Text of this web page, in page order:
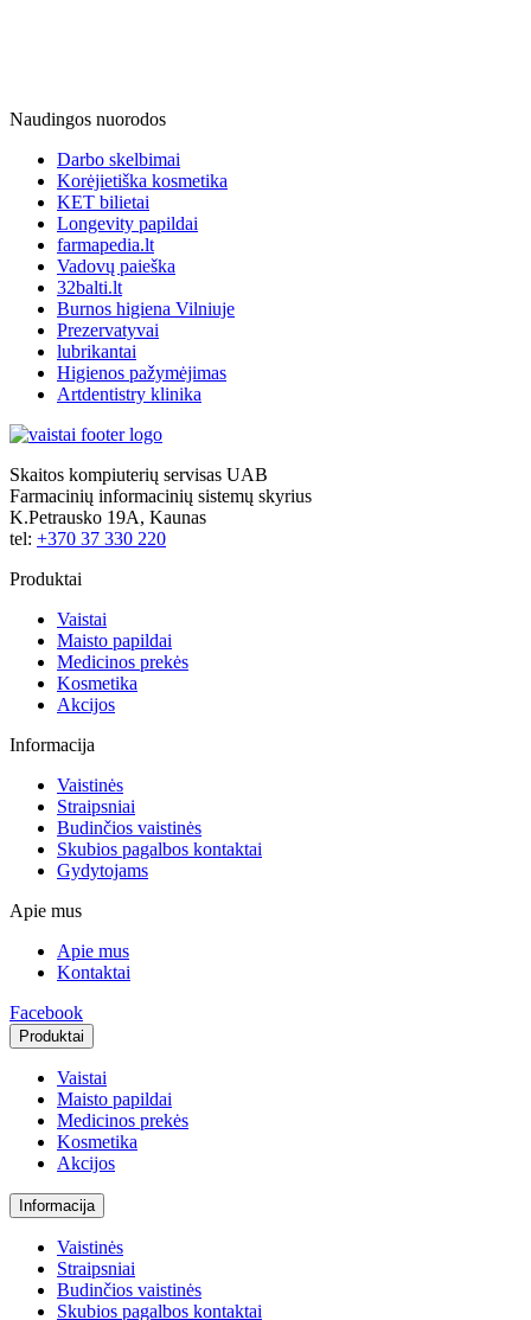
Naudingos nuorodos
Darbo skelbimai
Korėjietiška kosmetika
KET bilietai
Longevity papildai
farmapedia.lt
Vadovų paieška
32balti.lt
Burnos higiena Vilniuje
Prezervatyvai
lubrikantai
Higienos pažymėjimas
Artdentistry klinika
Skaitos kompiuterių servisas UAB
Farmacinių informacinių sistemų skyrius
K.Petrausko 19A, Kaunas
tel: +370 37 330 220
Produktai
Vaistai
Maisto papildai
Medicinos prekės
Kosmetika
Akcijos
Informacija
Vaistinės
Straipsniai
Budinčios vaistinės
Skubios pagalbos kontaktai
Gydytojams
Apie mus
Apie mus
Kontaktai
Facebook
Produktai
Vaistai
Maisto papildai
Medicinos prekės
Kosmetika
Akcijos
Informacija
Vaistinės
Straipsniai
Budinčios vaistinės
Skubios pagalbos kontaktai